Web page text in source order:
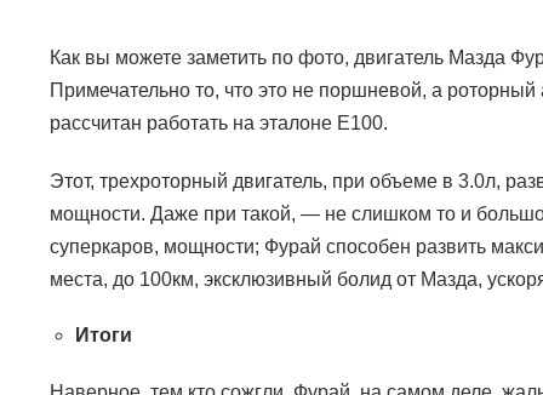
Как вы можете заметить по фото, двигатель Мазда
Примечательно то, что это не поршневой, а роторный
рассчитан работать на эталоне E100.
Этот, трехроторный двигатель, при объеме в 3.0л,
мощности. Даже при такой, — не слишком то и
суперкаров, мощности; Фурай способен развить
места, до 100км, эксклюзивный болид от Мазда,
Итоги